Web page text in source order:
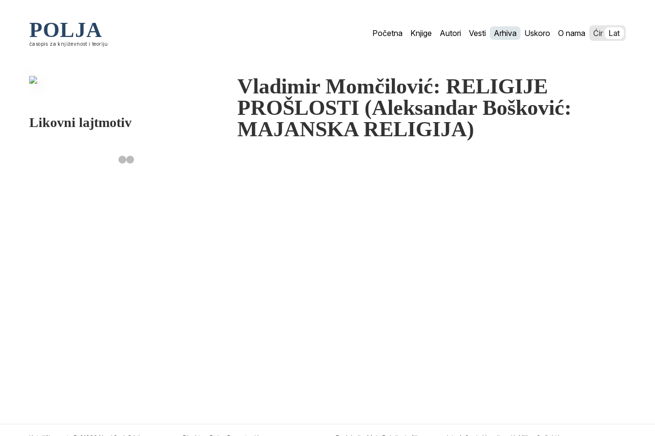
POLJA
časopis za književnost i teoriju
Početna Knjige Autori Vesti Arhiva Uskoro O nama Ćir Lat
Likovni lajtmotiv
Vladimir Momčilović: RELIGIJE
PROŠLOSTI (Aleksandar Bošković:
MAJANSKA RELIGIJA)